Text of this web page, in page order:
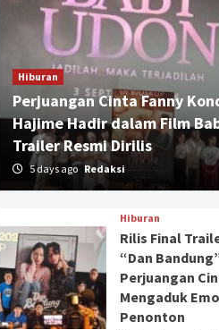
Hiburan
Perjuangan Cinta Fanny
Hajime Hadir dalam Film
Trailer Resmi Dirilis
5 days ago Redaksi
Hiburan
Rilis Final
“Dan
Perjuangan
Mengaduk
Penonton